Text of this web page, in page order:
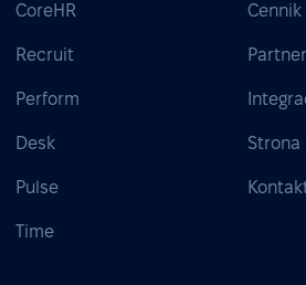
CoreHR
Recruit
Perform
Desk
Pulse
Time
Cennik
Strona